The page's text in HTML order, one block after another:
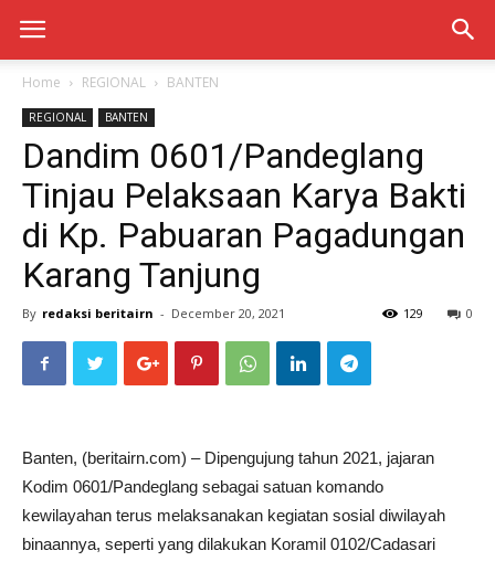
Home REGIONAL BANTEN
REGIONAL BANTEN
Dandim 0601/Pandeglang
Tinjau Pelaksaan Karya Bakti
di Kp. Pabuaran Pagadungan
Karang Tanjung
By redaksi beritairn - December 20, 2021 0
129
Banten, (beritairn.com) – Dipengujung tahun 2021, jajaran
Kodim 0601/Pandeglang sebagai satuan komando
kewilayahan terus melaksanakan kegiatan sosial diwilayah
binaannya, seperti yang dilakukan Koramil 0102/Cadasari